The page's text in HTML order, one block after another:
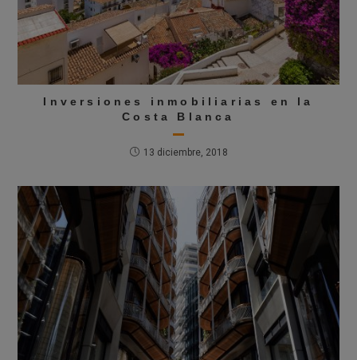
Inversiones inmobiliarias en la
Costa Blanca
13 diciembre, 2018